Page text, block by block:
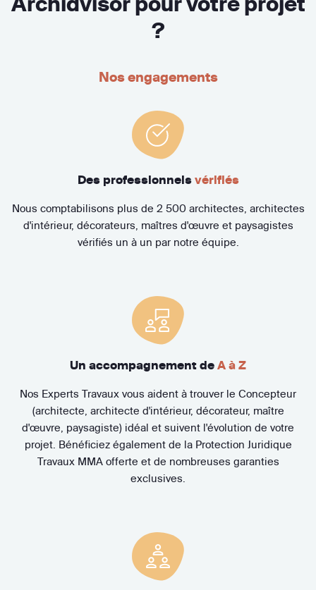
?
Nos engagements
Des professionnels vérifiés
Nous comptabilisons plus de 2 500 architectes, architectes
d'intérieur, décorateurs, maîtres d'œuvre et paysagistes
vérifiés un à un par notre équipe.
Un accompagnement de A à Z
Nos Experts Travaux vous aident à trouver le Concepteur
(architecte, architecte d'intérieur, décorateur, maître
d'œuvre, paysagiste) idéal et suivent l'évolution de votre
projet. Bénéficiez également de la Protection Juridique
Travaux MMA offerte et de nombreuses garanties
exclusives.